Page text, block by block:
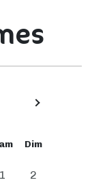
Dim
1 2